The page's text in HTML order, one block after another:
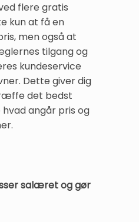
flere gratis
kun at få en
men også at
tilgang og
kundeservice
Dette giver dig
det bedst
angår pris og
salæret og gør